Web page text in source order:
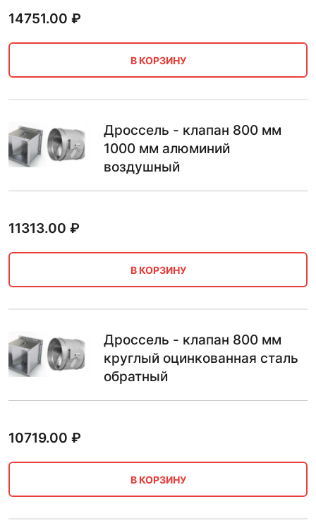
14751.00 ₽
В КОРЗИНУ
Дроссель - клапан 800 мм
1000 мм алюминий
воздушный
11313.00 ₽
В КОРЗИНУ
Дроссель - клапан 800 мм
круглый оцинкованная сталь
обратный
10719.00 ₽
В КОРЗИНУ